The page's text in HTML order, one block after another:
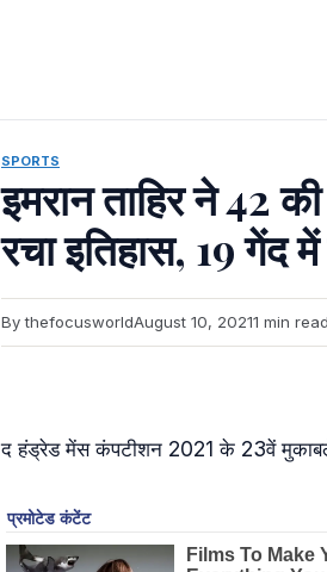
SPORTS
इमरान ताहिर ने 42
रचा इतिहास, 19 गेंद में
By thefocusworldAugust 10, 20211 min read
द हंड्रेड मेंस कंपटीशन 2021 के 23वें मुकाबले